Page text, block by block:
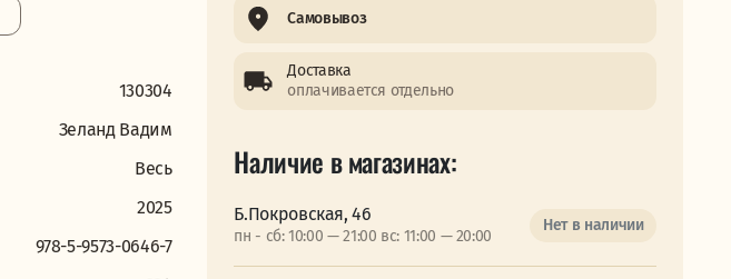
130304
Зеланд Вадим
Весь
2025
978-5-9573-0646-7
Самовывоз
Доставка
оплачивается отдельно
Наличие в магазинах:
Б.Покровская, 46
пн - сб: 10:00 — 21:00 вс: 11:00 — 20:00
Нет в наличии